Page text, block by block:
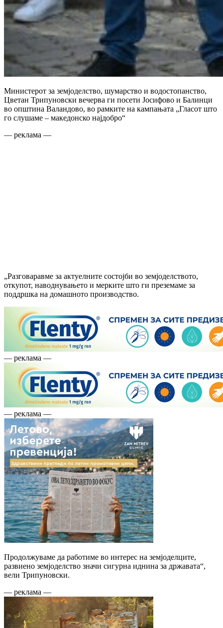
Министерот за земјоделство, шумарство и водостопанство,
Цветан Трипуновски вечерва ги посети Јосифово и Балинци
во општина Валандово, во рамките на кампањата „Гласот што
го слушаме – македонско најдобро“
— реклама —
„Разговаравме за актуелните состојби во земјоделството,
откупот, наводнувањето и мерките што ги преземаме за
поддршка на домашното производство.
— реклама —
— реклама —
Продолжуваме да работиме во интерес на земјоделците,
развиено земјоделство значи сигурна иднина за државата“,
вели Трипуновски.
— реклама —